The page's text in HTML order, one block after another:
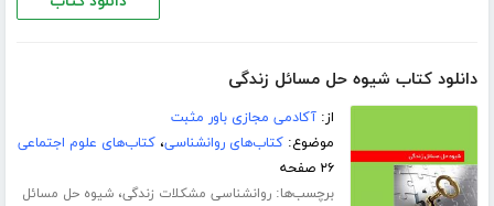
دانلود کتاب شیوه حل مسائل زندگی
از:آکادمی مجازی باور مثبت
موضوع:کتاب‌های روانشناسی،کتاب‌های علوم اجتماعی
۲۶ صفحه
برچسب‌ها:روانشناسی مشکلات زندگی،شیوه حل مسائل